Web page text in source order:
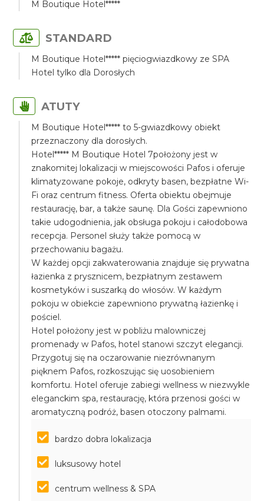
M Boutique Hotel*****
STANDARD
M Boutique Hotel***** pięciogwiazdkowy ze SPA
Hotel tylko dla Dorosłych
ATUTY
M Boutique Hotel***** to 5-gwiazdkowy obiekt
przeznaczony dla dorosłych.
Hotel***** M Boutique Hotel 7położony jest w
znakomitej lokalizacji w miejscowości Pafos i oferuje
klimatyzowane pokoje, odkryty basen, bezpłatne Wi-
Fi oraz centrum fitness. Oferta obiektu obejmuje
restaurację, bar, a także saunę. Dla Gości zapewniono
takie udogodnienia, jak obsługa pokoju i całodobowa
recepcja. Personel służy także pomocą w
przechowaniu bagażu.
W każdej opcji zakwaterowania znajduje się prywatna
łazienka z prysznicem, bezpłatnym zestawem
kosmetyków i suszarką do włosów. W każdym
pokoju w obiekcie zapewniono prywatną łazienkę i
pościel.
Hotel położony jest w pobliżu malowniczej
promenady w Pafos, hotel stanowi szczyt elegancji.
Przygotuj się na oczarowanie niezrównanym
pięknem Pafos, rozkoszując się uosobieniem
komfortu. Hotel oferuje zabiegi wellness w niezwykle
eleganckim spa, restaurację, która przenosi gości w
aromatyczną podróż, basen otoczony palmami.
bardzo dobra lokalizacja
luksusowy hotel
centrum wellness & SPA